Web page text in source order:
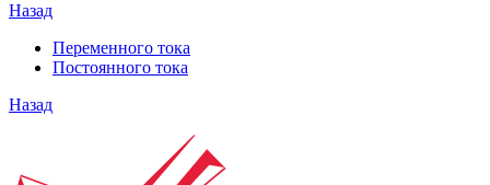
Назад
Переменного тока
Постоянного тока
Назад